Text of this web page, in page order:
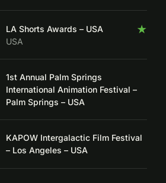
★
LA Shorts Awards – USA
USA
1st Annual Palm Springs
International Animation Festival –
Palm Springs – USA
KAPOW Intergalactic Film Festival
– Los Angeles – USA